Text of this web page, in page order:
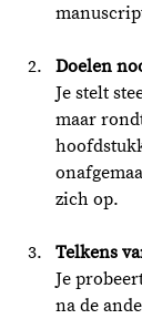
Doelen
Je stelt
maar
zich op.
Telkens
Je
na de